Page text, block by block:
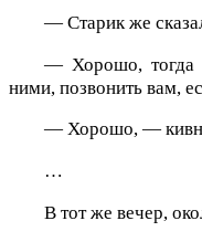
— Старик же
— Хорошо, тогда
ними, позвонить вам,
— Хорошо, —
…
В тот же вечер,